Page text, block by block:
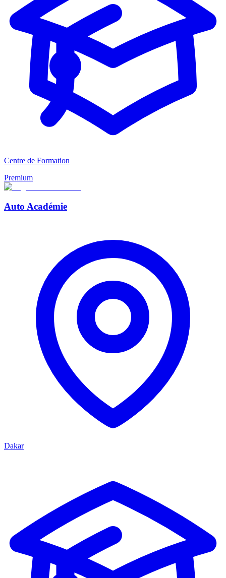
Centre de Formation
Premium
Auto Académie
Dakar